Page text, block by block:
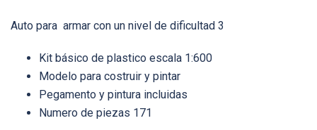
Auto para armar con un nivel de dificultad 3
Kit básico de plastico escala 1:600
Modelo para costruir y pintar
Pegamento y pintura incluidas
Numero de piezas 171